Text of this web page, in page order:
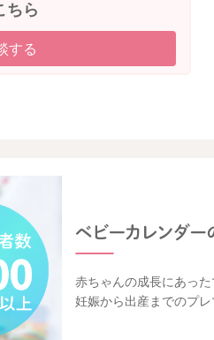
ちら
する
赤ちゃんの成長にあっ
妊娠から出産までのプ